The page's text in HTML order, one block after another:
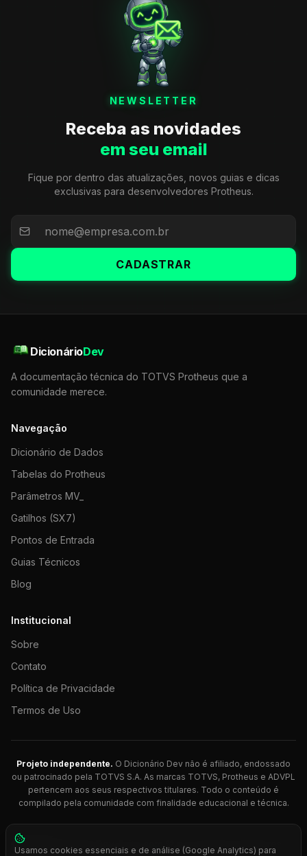
NEWSLETTER
Receba as novidades
em seu email
Fique por dentro das atualizações, novos guias e dicas
exclusivas para desenvolvedores Protheus.
CADASTRAR
DicionárioDev
A documentação técnica do TOTVS Protheus que a
comunidade merece.
Navegação
Dicionário de Dados
Tabelas do Protheus
Parâmetros MV_
Gatilhos (SX7)
Pontos de Entrada
Guias Técnicos
Blog
Institucional
Sobre
Contato
Política de Privacidade
Termos de Uso
Projeto independente. O Dicionário Dev não é afiliado, endossado
ou patrocinado pela TOTVS S.A. As marcas TOTVS, Protheus e ADVPL
pertencem aos seus respectivos titulares. Todo o conteúdo é
compilado pela comunidade com finalidade educacional e técnica.
© 2026 Dicionário Dev. Feito com 💚 para desenvolvedores
Usamos cookies essenciais e de análise (Google Analytics) para